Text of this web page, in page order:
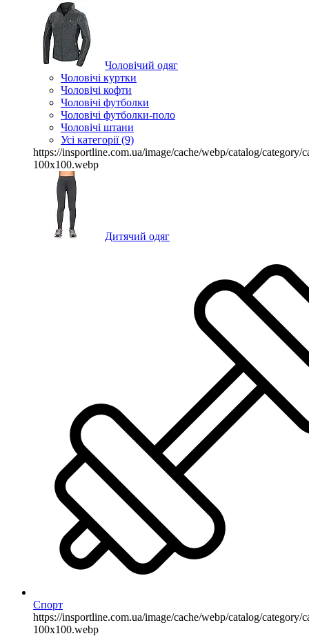
Чоловічий одяг
Чоловічі куртки
Чоловічі кофти
Чоловічі футболки
Чоловічі футболки-поло
Чоловічі штани
Усі категорії (9)
https://insportline.com.ua/image/cache/webp/catalog/category/
100x100.webp
Дитячий одяг
Спорт
https://insportline.com.ua/image/cache/webp/catalog/category/
100x100.webp